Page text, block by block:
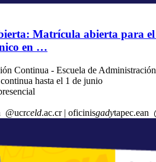
Matrícula abierta para
en …
Continua - Escuela de
hasta el 1 de junio
@ucrceld.ac.cr| oficinisgadytapec.ean